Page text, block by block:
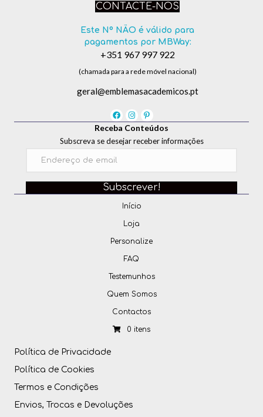
CONTACTE-NOS
Este Nº NÃO é válido para
pagamentos por MBWay:
+351 967 997 922
(chamada para a rede móvel nacional)
geral@emblemasacademicos.pt
Receba Conteúdos
Subscreva se desejar receber informações
Subscrever!
Início
Loja
Personalize
FAQ
Testemunhos
Quem Somos
Contactos
0 itens
Política de Privacidade
Política de Cookies
Termos e Condições
Envios, Trocas e Devoluções